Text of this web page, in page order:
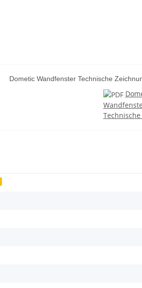
Dometic Wandfenster Technische